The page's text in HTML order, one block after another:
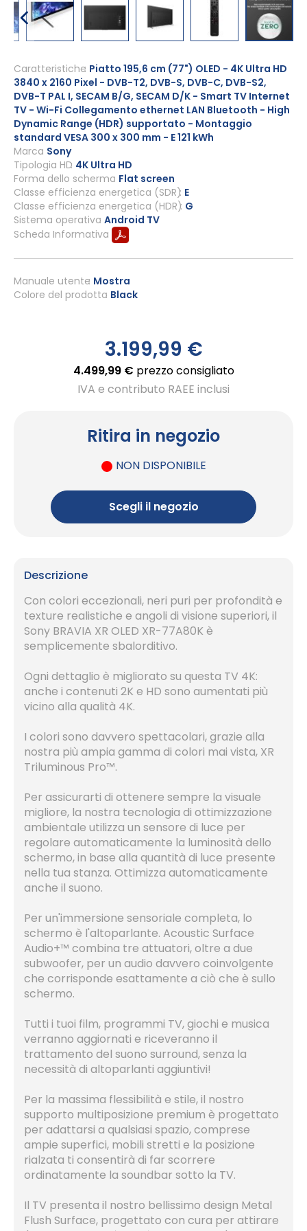
all'inizio
della
galleria
di
immagini
3.199,99 €
4.499,99 € prezzo consigliato
IVA e contributo RAEE inclusi
Ritira in negozio
NON DISPONIBILE
Scegli il negozio
Marca Sony
Manuale utente Mostra
Caratteristiche Piatto 195,6 cm (77") OLED - 4K Ultra HD
3840 x 2160 Pixel - DVB-T2, DVB-S, DVB-C, DVB-S2,
DVB-T PAL I, SECAM B/G, SECAM D/K - Smart TV Internet
TV - Wi-Fi Collegamento ethernet LAN Bluetooth - High
Dynamic Range (HDR) supportato - Montaggio
standard VESA 300 x 300 mm - E 121 kWh
Colore del prodotto Black
Tipologia HD 4K Ultra HD
Forma dello schermo Flat screen
Scheda Informativa
Classe efficienza energetica (SDR) E
Classe efficienza energetica (HDR) G
Sistema operativo Android TV
Descrizione
Con colori eccezionali, neri puri per profondità e
texture realistiche e angoli di visione superiori, il
Sony BRAVIA XR OLED XR-77A80K è
semplicemente sbalorditivo.
Ogni dettaglio è migliorato su questa TV 4K:
anche i contenuti 2K e HD sono aumentati più
vicino alla qualità 4K.
I colori sono davvero spettacolari, grazie alla
nostra più ampia gamma di colori mai vista, XR
Triluminous Pro™.
Per assicurarti di ottenere sempre la visuale
migliore, la nostra tecnologia di ottimizzazione
ambientale utilizza un sensore di luce per
regolare automaticamente la luminosità dello
schermo, in base alla quantità di luce presente
nella tua stanza. Ottimizza automaticamente
anche il suono.
Per un'immersione sensoriale completa, lo
schermo è l'altoparlante. Acoustic Surface
Audio+™ combina tre attuatori, oltre a due
subwoofer, per un audio davvero coinvolgente
che corrisponde esattamente a ciò che è sullo
schermo.
Tutti i tuoi film, programmi TV, giochi e musica
verranno aggiornati e riceveranno il
trattamento del suono surround, senza la
necessità di altoparlanti aggiuntivi!
Per la massima flessibilità e stile, il nostro
supporto multiposizione premium è progettato
per adattarsi a qualsiasi spazio, comprese
ampie superfici, mobili stretti e la posizione
rialzata ti consentirà di far scorrere
ordinatamente la soundbar sotto la TV.
Il TV presenta il nostro bellissimo design Metal
Flush Surface, progettato con cura per attirare